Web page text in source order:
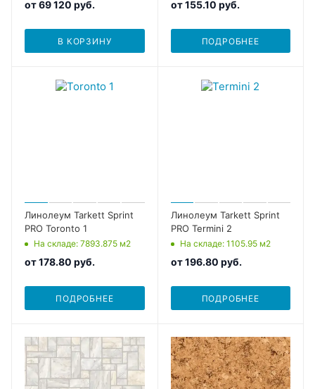
от69 120 руб.
В КОРЗИНУ
от155.10 руб.
ПОДРОБНЕЕ
Линолеум Tarkett Sprint
PRO Toronto 1
На складе: 7893.875 м2
от178.80 руб.
ПОДРОБНЕЕ
Линолеум Tarkett Sprint
PRO Termini 2
На складе: 1105.95 м2
от196.80 руб.
ПОДРОБНЕЕ